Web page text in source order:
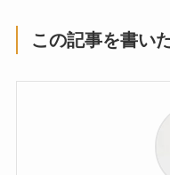
この記事を書い